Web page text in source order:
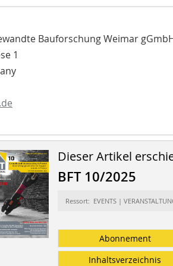
Bauforschung Weimar
1
Dieser Artikel
BFT 10/2025
Ressort: EVENTS |
Abonnement
Inhaltsverzeichnis